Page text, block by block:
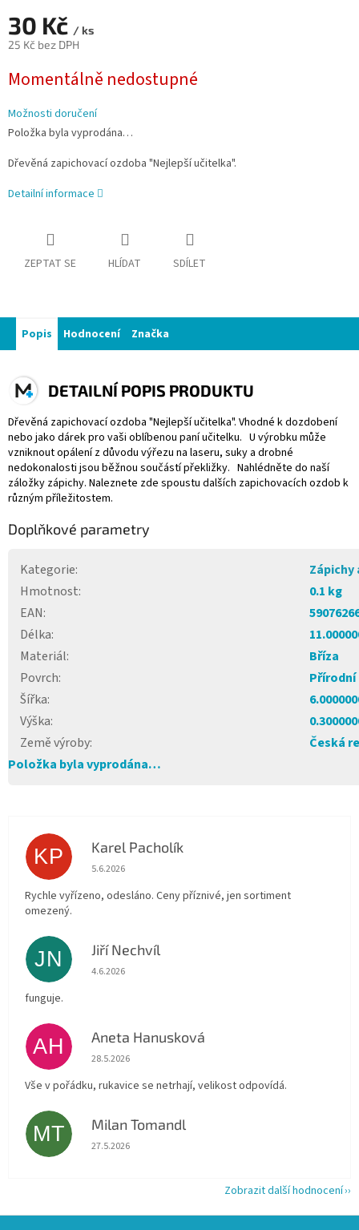
30 Kč / ks
25 Kč bez DPH
cena:
Momentálně nedostupné
Možnosti doručení
Položka byla vyprodána…
Dřevěná zapichovací ozdoba "Nejlepší učitelka".
Detailní informace
ZEPTAT SE HLÍDAT SDÍLET
Popis Hodnocení Značka
DETAILNÍ POPIS PRODUKTU
Dřevěná zapichovací ozdoba "Nejlepší učitelka". Vhodné k dozdobení
nebo jako dárek pro vaši oblíbenou paní učitelku. U výrobku může
vzniknout opálení z důvodu výřezu na laseru, suky a drobné
nedokonalosti jsou běžnou součástí překližky. Nahlédněte do naší
záložky zápichy. Naleznete zde spoustu dalších zapichovacích ozdob k
různým příležitostem.
Doplňkové parametry
Kategorie:
Zápichy
Hmotnost:
0.1 kg
EAN:
Délka:
Materiál:
Bříza
Povrch:
Přírodní
Šířka:
Výška:
Země výroby:
Česká
Položka byla vyprodána…
KP Karel Pacholík
Hodnocení obchodu je 4 z 5 hvězdiček.
5.6.2026
Rychle vyřízeno, odesláno. Ceny příznivé, jen sortiment
omezený.
JN Jiří Nechvíl
Hodnocení obchodu je 5 z 5 hvězdiček.
4.6.2026
funguje.
AH Aneta Hanusková
Hodnocení obchodu je 5 z 5 hvězdiček.
28.5.2026
Vše v pořádku, rukavice se netrhají, velikost odpovídá.
MT Milan Tomandl
Hodnocení obchodu je 5 z 5 hvězdiček.
27.5.2026
Zobrazit další hodnocení